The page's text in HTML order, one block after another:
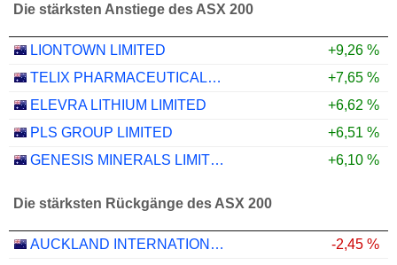
Die stärksten Anstiege des ASX 200
LIONTOWN LIMITED
+9,26 %
TELIX PHARMACEUTICALS LIMITED
+7,65 %
ELEVRA LITHIUM LIMITED
+6,62 %
PLS GROUP LIMITED
+6,51 %
GENESIS MINERALS LIMITED
+6,10 %
Die stärksten Rückgänge des ASX 200
AUCKLAND INTERNATIONAL AIRPORT LIMITED
-2,45 %